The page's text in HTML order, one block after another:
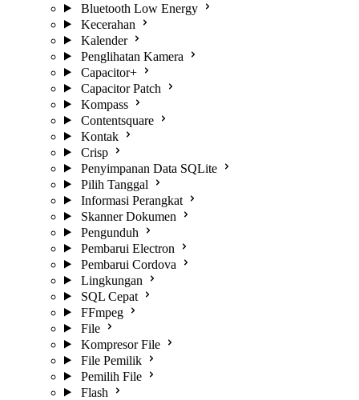
Bluetooth Low Energy
Kecerahan
Kalender
Penglihatan Kamera
Capacitor+
Capacitor Patch
Kompass
Contentsquare
Kontak
Crisp
Penyimpanan Data SQLite
Pilih Tanggal
Informasi Perangkat
Skanner Dokumen
Pengunduh
Pembarui Electron
Pembarui Cordova
Lingkungan
SQL Cepat
FFmpeg
File
Kompresor File
File Pemilik
Pemilih File
Flash